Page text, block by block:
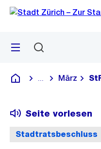
Navigation
Sprunglink
Menü
Deutsch
Blende alle
März
Stadtratsbeschluss
Seite vorlesen